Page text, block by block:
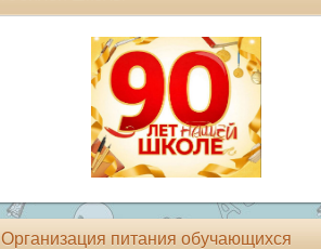
Организация питания обучающихся